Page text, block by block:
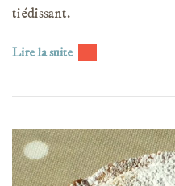
tiédissant.
Lire la suite